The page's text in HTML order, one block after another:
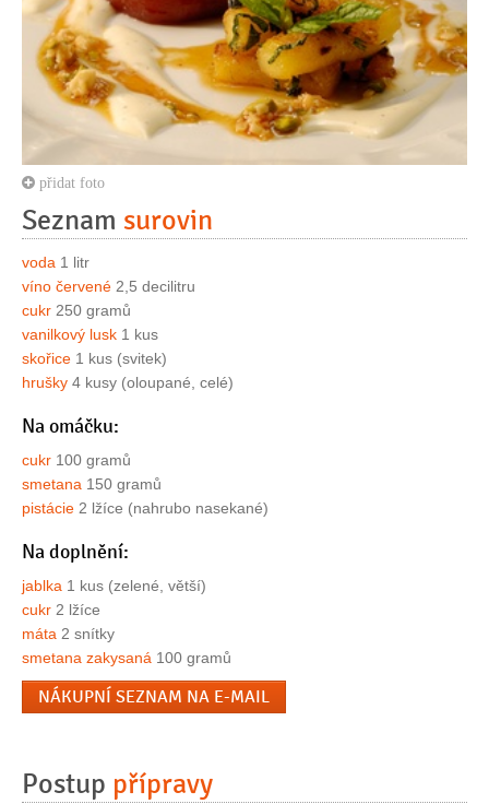
přidat foto
Seznam surovin
voda 1 litr
víno červené 2,5 decilitru
cukr 250 gramů
vanilkový lusk 1 kus
skořice 1 kus (svitek)
hrušky 4 kusy (oloupané, celé)
Na omáčku:
cukr 100 gramů
smetana 150 gramů
pistácie 2 lžíce (nahrubo nasekané)
Na doplnění:
jablka 1 kus (zelené, větší)
cukr 2 lžíce
máta 2 snítky
smetana zakysaná 100 gramů
NÁKUPNÍ SEZNAM NA E-MAIL
Postup přípravy